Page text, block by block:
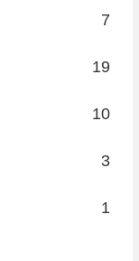
7
19
10
3
1